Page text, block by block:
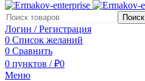
Поиск
Логин / Регистрация
0 Список желаний
0 Сравнить
0 пунктов / ₽0
Меню